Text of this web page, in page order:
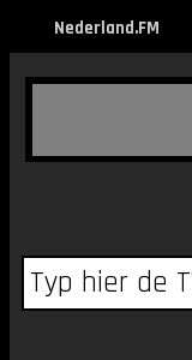
Nederland.FM